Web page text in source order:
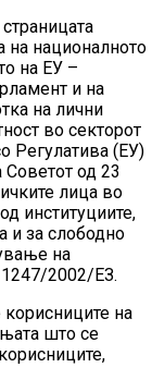
на националното
на ЕУ –
и на
на лични
во секторот
Регулатива (ЕУ)
од 23
лица во
институциите,
и за слободно
на
2002/ЕЗ.
на
што се